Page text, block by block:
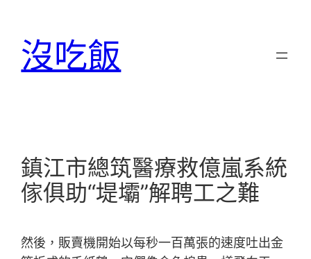
沒吃飯
鎮江市總筑醫療救億嵐系統
傢俱助“堤壩”解聘工之難
然後，販賣機開始以每秒一百萬張的速度吐出金